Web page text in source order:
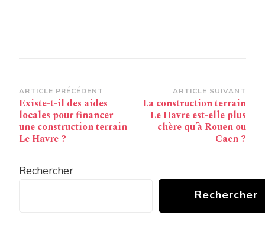
Navigation
d’article
ARTICLE PRÉCÉDENT
Existe-t-il des aides
locales pour financer
une construction terrain
Le Havre ?
ARTICLE SUIVANT
La construction terrain
Le Havre est-elle plus
chère qu’à Rouen ou
Caen ?
Rechercher
Rechercher